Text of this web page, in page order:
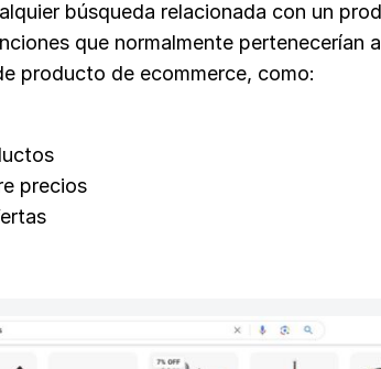
búsqueda relacionada con un
que normalmente pertenecerían
producto de ecommerce, como:
precios